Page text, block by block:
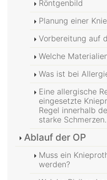
Röntgenbild
Planung einer
Vorbereitung auf
Welche
Was ist bei
Eine allergische
eingesetzte
Regel innerhalb
starke Schmerzen.
Ablauf der OP
Muss ein
werden?